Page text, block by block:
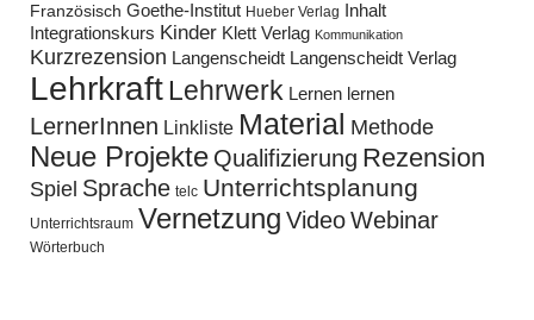
Französisch Goethe-Institut Hueber Verlag
Inhalt
Integrationskurs Kinder Klett Verlag Kommunikation
Kurzrezension Langenscheidt Langenscheidt Verlag
LehrkraftLehrwerk Lernen lernen
LernerInnen Linkliste Material Methode
Neue Projekte Qualifizierung Rezension
Spiel Sprache telc Unterrichtsplanung
Unterrichtsraum Vernetzung VideoWebinar
Wörterbuch